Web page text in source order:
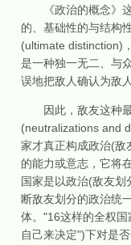
《政治的概念》这
的、基础性的与结构
(ultimate distinction)
是一种独一无二、与
误地把敌人确认为敌
因此，敌友这种最
(neutralizations and
家才真正构成政治(敌
的能力或意志，它将
国家是以政治(敌友
断敌友划分的政治统
体。"16这样的全权
自己来决定")下对是